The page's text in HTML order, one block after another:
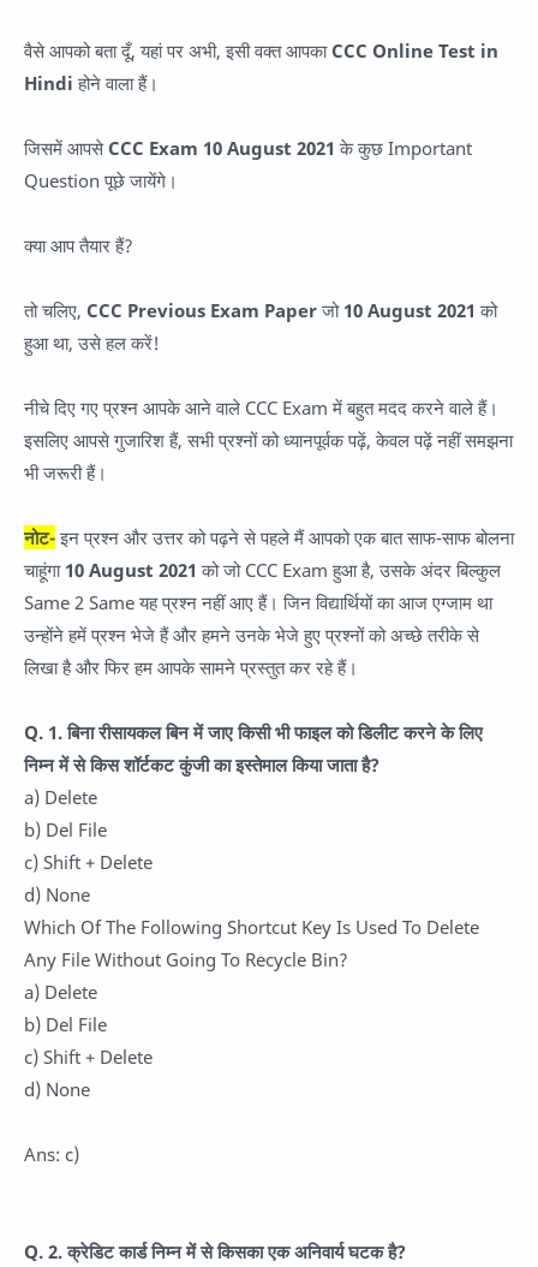
वैसे आपको बता दूँ, यहां पर अभी, इसी वक्त आपका CCC Online Test in
Hindi होने वाला हैं।
जिसमें आपसे CCC Exam 10 August 2021 के कुछ Important
Question पूछे जायेंगे।
क्या आप तैयार हैं?
तो चलिए, CCC Previous Exam Paperजो 10 August 2021 को
हुआ था, उसे हल करें!
नीचे दिए गए प्रश्न आपके आने वाले CCC Exam में बहुत मदद करने वाले हैं।
इसलिए आपसे गुजारिश हैं, सभी प्रश्नों को ध्यानपूर्वक पढ़ें, केवल पढ़ें नहीं समझना
भी जरूरी हैं।
नोट-इन प्रश्न और उत्तर को पढ़ने से पहले मैं आपको एक बात साफ-साफ बोलना
चाहूंगा 10 August 2021 को जो CCC Exam हुआ है, उसके अंदर बिल्कुल
Same 2 Same यह प्रश्न नहीं आए हैं। जिन विद्यार्थियों का आज एग्जाम था
उन्होंने हमें प्रश्न भेजे हैं और हमने उनके भेजे हुए प्रश्नों को अच्छे तरीके से
लिखा है और फिर हम आपके सामने प्रस्तुत कर रहे हैं।
Q. 1. बिना रीसायकल बिन में जाए किसी भी फाइल को डिलीट करने के लिए
निम्न में से किस शॉर्टकट कुंजी का इस्तेमाल किया जाता है?
a) Delete
b) Del File
c) Shift + Delete
d) None
Which Of The Following Shortcut Key Is Used To Delete
Any File Without Going To Recycle Bin?
a) Delete
b) Del File
c) Shift + Delete
d) None
Ans: c)
Q. 2. क्रेडिट कार्ड निम्न में से किसका एक अनिवार्य घटक है?